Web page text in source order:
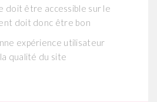
doit être accessible sur le
doit donc être bon
expérience utilisateur
qualité du site